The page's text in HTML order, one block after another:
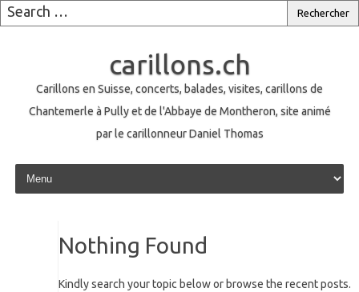
carillons.ch
Carillons en Suisse, concerts, balades, visites, carillons de
Chantemerle à Pully et de l'Abbaye de Montheron, site animé
par le carillonneur Daniel Thomas
Skip to content
Nothing Found
Kindly search your topic below or browse the recent posts.